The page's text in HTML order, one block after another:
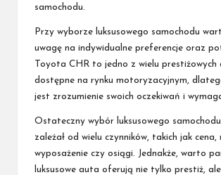
samochodu.
Przy wyborze luksusowego samochodu
uwagę na indywidualne preferencje oraz
Toyota CHR to jedno z wielu prestiżowych
dostępne na rynku motoryzacyjnym,
jest zrozumienie swoich oczekiwań i
Ostateczny wybór luksusowego
zależał od wielu czynników, takich jak cena,
wyposażenie czy osiągi. Jednakże, warto
luksusowe auta oferują nie tylko prestiż,